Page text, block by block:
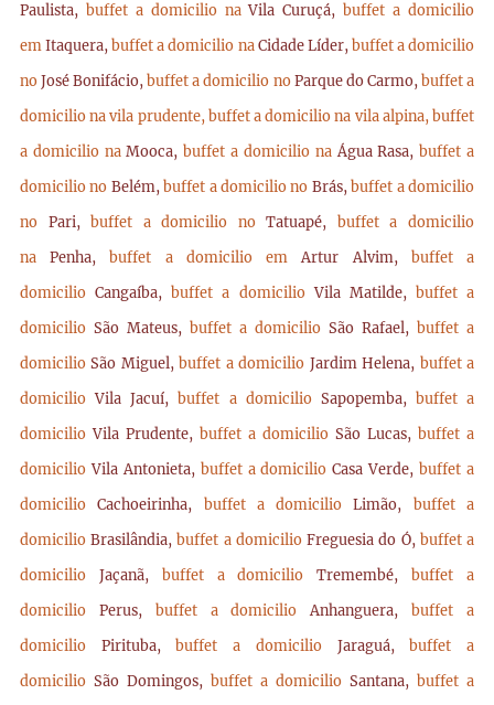
Paulista, buffet a domicilio naVila Curuçá,buffet a domicilio
emItaquera,buffet a domicilio na Cidade Líder, buffet a domicilio
noJosé Bonifácio,buffet a domicilio noParque do Carmo, buffet a
domicilio na vila prudente, buffet a domicilio na vila alpina, buffet
a domicilio naMooca,buffet a domicilio na Água Rasa,buffet a
domicilio no Belém,buffet a domicilio no Brás,buffet a domicilio
no Pari,buffet a domicilio noTatuapé, buffet a domicilio
naPenha,buffet a domicilio emArtur Alvim, buffet a
domicilioCangaíba,buffet a domicilioVila Matilde, buffet a
domicilio São Mateus, buffet a domicilio São Rafael, buffet a
domicilioSão Miguel,buffet a domicilio Jardim Helena, buffet a
domicilioVila Jacuí,buffet a domicilio Sapopemba, buffet a
domicilioVila Prudente, buffet a domicilio São Lucas, buffet a
domicilioVila Antonieta, buffet a domicilioCasa Verde,buffet a
domicilioCachoeirinha, buffet a domicilioLimão, buffet a
domicilioBrasilândia,buffet a domicilioFreguesia do Ó, buffet a
domicilio Jaçanã, buffet a domicilioTremembé,buffet a
domicilio Perus, buffet a domicilioAnhanguera,buffet a
domicilio Pirituba,buffet a domicilio Jaraguá,buffet a
domicilio São Domingos, buffet a domicilio Santana, buffet a